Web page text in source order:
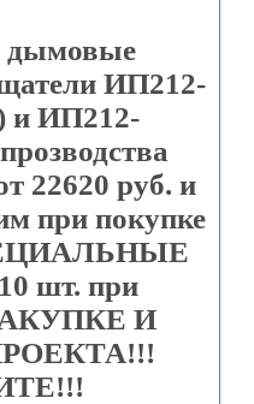
дымовые
ИП212-
и ИП212-
22620 руб. и
при покупке
шт. при
И